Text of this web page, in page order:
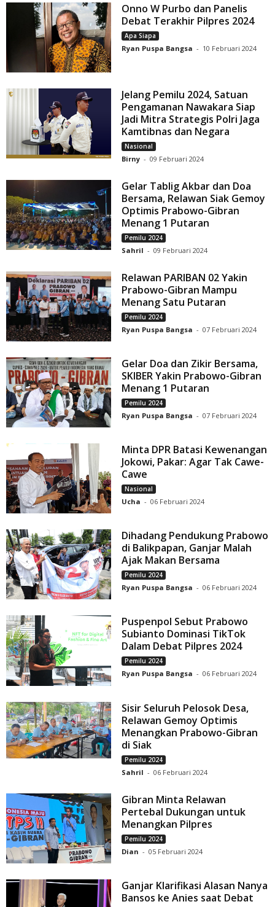
Onno W Purbo dan Panelis
Debat Terakhir Pilpres 2024
Apa Siapa
Ryan Puspa Bangsa - 10 Februari 2024
Jelang Pemilu 2024, Satuan
Pengamanan Nawakara Siap
Jadi Mitra Strategis Polri Jaga
Kamtibnas dan Negara
Nasional
Birny - 09 Februari 2024
Gelar Tablig Akbar dan Doa
Bersama, Relawan Siak Gemoy
Optimis Prabowo-Gibran
Menang 1 Putaran
Pemilu 2024
Sahril - 09 Februari 2024
Relawan PARIBAN 02 Yakin
Prabowo-Gibran Mampu
Menang Satu Putaran
Pemilu 2024
Ryan Puspa Bangsa - 07 Februari 2024
Gelar Doa dan Zikir Bersama,
SKIBER Yakin Prabowo-Gibran
Menang 1 Putaran
Pemilu 2024
Ryan Puspa Bangsa - 07 Februari 2024
Minta DPR Batasi Kewenangan
Jokowi, Pakar: Agar Tak Cawe-
Cawe
Nasional
Ucha - 06 Februari 2024
Dihadang Pendukung Prabowo
di Balikpapan, Ganjar Malah
Ajak Makan Bersama
Pemilu 2024
Ryan Puspa Bangsa - 06 Februari 2024
Puspenpol Sebut Prabowo
Subianto Dominasi TikTok
Dalam Debat Pilpres 2024
Pemilu 2024
Ryan Puspa Bangsa - 06 Februari 2024
Sisir Seluruh Pelosok Desa,
Relawan Gemoy Optimis
Menangkan Prabowo-Gibran
di Siak
Pemilu 2024
Sahril - 06 Februari 2024
Gibran Minta Relawan
Pertebal Dukungan untuk
Menangkan Pilpres
Pemilu 2024
Dian - 05 Februari 2024
Ganjar Klarifikasi Alasan Nanya
Bansos ke Anies saat Debat